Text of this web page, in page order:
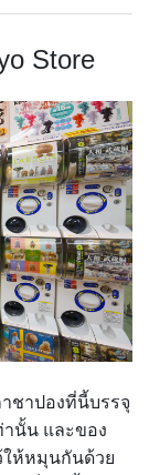
Store
ชาปองที่นี้บรรจุ
านั้น และของ
ให้หมุนกันด้วย